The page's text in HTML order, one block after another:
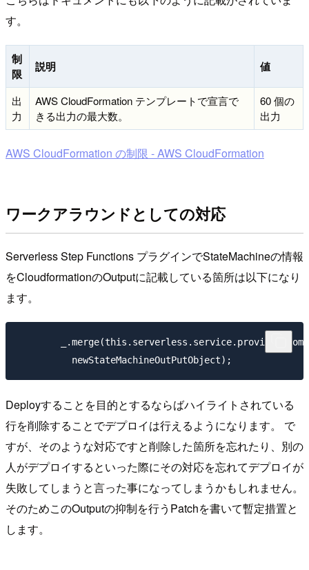
す。
制
限
説明 値
出
力
AWS CloudFormation テンプレートで宣言で
きる出力の最大数。
60 個の
出力
AWS CloudFormation の制限 - AWS CloudFormation
ワークアラウンドとしての対応
Serverless Step Functions プラグインでStateMachineの情報
をCloudformationのOutputに記載している箇所は以下になり
ます。
Deployすることを目的とするならばハイライトされている
行を削除することでデプロイは行えるようになります。 で
すが、そのような対応ですと削除した箇所を忘れたり、別の
人がデプロイするといった際にその対応を忘れてデプロイが
失敗してしまうと言った事になってしまうかもしれません。
そのためこのOutputの抑制を行うPatchを書いて暫定措置と
します。